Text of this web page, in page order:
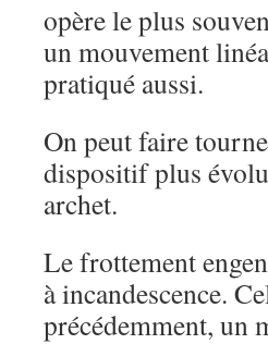
opère le plus
un mouvement
pratiqué aussi.
On peut faire
dispositif plus
archet.
Le frottement
à incandescence.
précédemment, un